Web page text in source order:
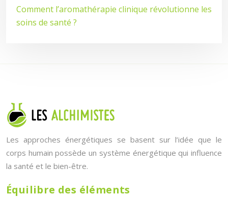
Comment l’aromathérapie clinique révolutionne les
soins de santé ?
Les approches énergétiques se basent sur l’idée que le
corps humain possède un système énergétique qui influence
la santé et le bien-être.
Équilibre des éléments